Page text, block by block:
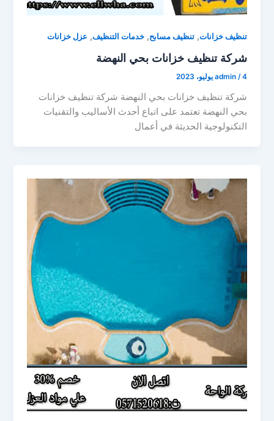
تنظيف خزانات,تنظيف مسابح,خدمات التنظيف, عزل خزانات
شركة تنظيف خزانات بحي النهضة
admin /4 يوليو، 2023
شركة تنظيف خزانات بحي النهضة شركة تنظيف خزانات
بحي النهضة تعتمد على اتباع أحدث الأساليب والتقنيات
التكنولوجية الحديثة في أعمال